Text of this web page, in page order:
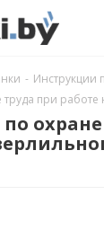
- Инструкции
при работе